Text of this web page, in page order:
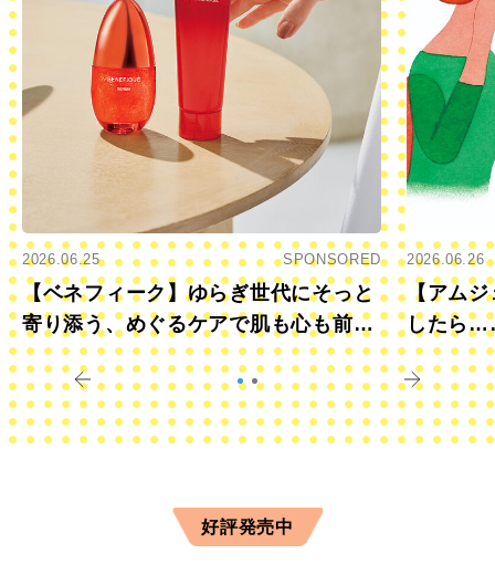
2026.06.25 SPONSORED
【ベネフィーク】ゆらぎ世代にそっと
寄り添う、めぐるケアで肌も心も前向
きに
2026.06.26
【アムジ
したら
すか？
好評発売中